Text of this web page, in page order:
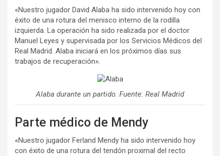
«Nuestro jugador David Alaba ha sido intervenido hoy con
éxito de una rotura del menisco interno de la rodilla
izquierda. La operación ha sido realizada por el doctor
Manuel Leyes y supervisada por los Servicios Médicos del
Real Madrid. Alaba iniciará en los próximos días sus
trabajos de recuperación».
Alaba durante un partido. Fuente: Real Madrid
Parte médico de Mendy
«Nuestro jugador Ferland Mendy ha sido intervenido hoy
con éxito de una rotura del tendón proximal del recto